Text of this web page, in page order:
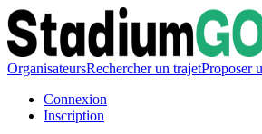
OrganisateursRechercher un trajetProposer
Connexion
Inscription